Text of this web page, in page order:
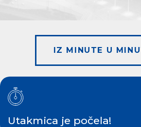
IZ MINUTE U
Utakmica je počela!